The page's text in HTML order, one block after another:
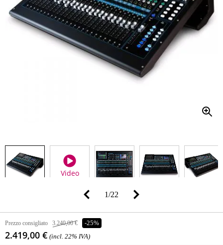
Video
1/22
Prezzo consigliato 3.240,00 € -25%
2.419,00 € (incl. 22% IVA)